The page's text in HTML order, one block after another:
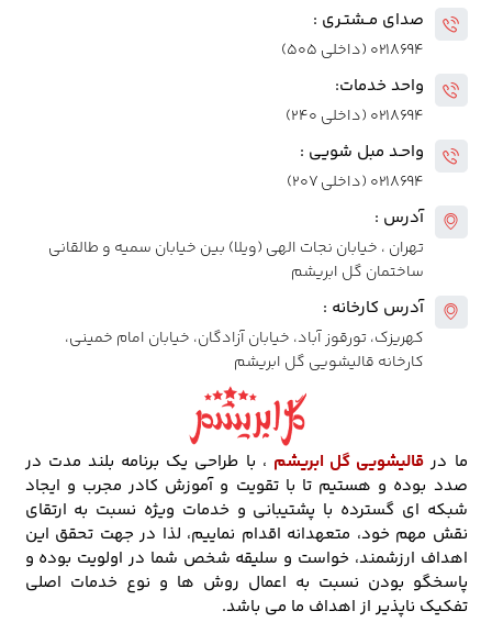
صدای مــشتـری :
۰۲۱۸۶۹۴ (داخلی ۵۰۵)
واحد خدمات:
۰۲۱۸۶۹۴ (داخلی ۲۴۰)
واحـد مبل شویی :
۰۲۱۸۶۹۴ (داخلی ۲۰۷)
آدرس :
تهران ، خیابان نجات الهی (ویلا) بین خیابان سمیه و طالقانی
ساختمان گل ابریشم
آدرس کارخانه :
کهریزک، تورقوز آباد، خیابان آزادگان، خیابان امام خمینی،
کارخانه قالیشویی گل ابریشم
ما در قالیشویی گل ابریشم ، با طراحی یک برنامه بلند مدت در
صدد بوده و هستیم تا با تقویت و آموزش کادر مجرب و ایجاد
شبکه ای گسترده با پشتیبانی و خدمات ویژه نسبت به ارتقای
نقش مهم خود، متعهدانه اقدام نماییم، لذا در جهت تحقق این
اهداف ارزشمند، خواست و سلیقه شخص شما در اولویت بوده و
پاسخگو بودن نسبت به اعمال روش ها و نوع خدمات اصلی
تفکیک ناپذیر از اهداف ما می باشد.